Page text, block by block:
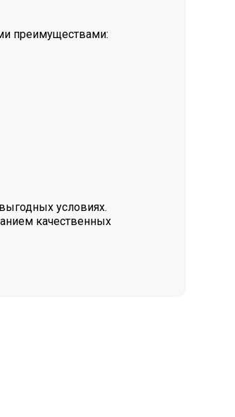
преимуществами:
условиях.
качественных